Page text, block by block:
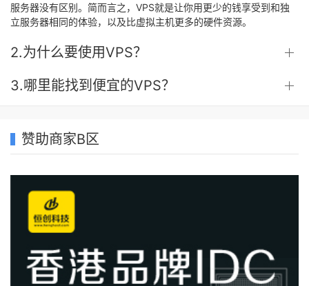
服务器没有区别。简而言之，VPS就是让你用更少的钱享受到和独
立服务器相同的体验，以及比虚拟主机更多的硬件资源。
2.为什么要使用VPS？
3.哪里能找到便宜的VPS？
赞助商家B区